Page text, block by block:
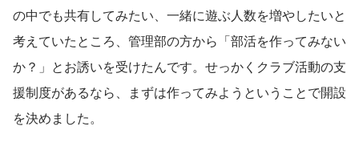
の中でも共有してみたい、一緒に遊ぶ人数を増やしたいと
考えていたところ、管理部の方から「部活を作ってみない
か？」とお誘いを受けたんです。せっかくクラブ活動の支
援制度があるなら、まずは作ってみようということで開設
を決めました。